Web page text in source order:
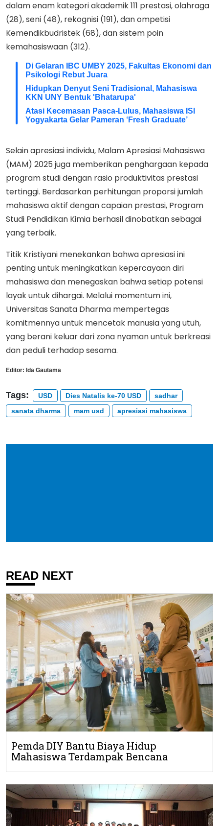
dalam enam kategori akademik 111 prestasi, olahraga
(28), seni (48), rekognisi (191), dan ompetisi
Kemendikbudristek (68), dan sistem poin
kemahasiswaan (312).
Di Gelaran IBC UMBY 2025, Fakultas Ekonomi dan
Psikologi Rebut Juara
Hidupkan Denyut Seni Tradisional, Mahasiswa
KKN UNY Bentuk 'Bhatarupa'
Atasi Kecemasan Pasca-Lulus, Mahasiswa ISI
Yogyakarta Gelar Pameran ‘Fresh Graduate’
Selain apresiasi individu, Malam Apresiasi Mahasiswa
(MAM) 2025 juga memberikan penghargaan kepada
program studi dengan rasio produktivitas prestasi
tertinggi. Berdasarkan perhitungan proporsi jumlah
mahasiswa aktif dengan capaian prestasi, Program
Studi Pendidikan Kimia berhasil dinobatkan sebagai
yang terbaik.
Titik Kristiyani menekankan bahwa apresiasi ini
penting untuk meningkatkan kepercayaan diri
mahasiswa dan menegaskan bahwa setiap potensi
layak untuk dihargai. Melalui momentum ini,
Universitas Sanata Dharma mempertegas
komitmennya untuk mencetak manusia yang utuh,
yang berani keluar dari zona nyaman untuk berkreasi
dan peduli terhadap sesama.
Editor: Ida Gautama
Tags: USD Dies Natalis ke-70 USD
sadhar
sanata dharma
mam usd apresiasi mahasiswa
READ NEXT
Pemda DIY Bantu Biaya Hidup
Mahasiswa Terdampak Bencana